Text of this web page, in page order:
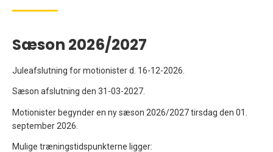
Sæson 2026/2027
Juleafslutning for motionister d. 16-12-2026.
Sæson afslutning den 31-03-2027.
Motionister begynder en ny sæson 2026/2027 tirsdag den 01.
september 2026.
Mulige træningstidspunkterne ligger: